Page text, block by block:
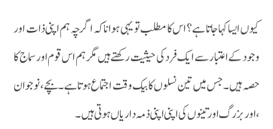
کیوں ایسا کہا جاتا ہے ؟ اس کا مطلب تو یہی ہوانا کہ اگر چہ ہم اپنی ذات اور
وجود کے اعتبار سے ایک فرد کی حیثیت رکھتے ہیں مگر ہم اس قوم اور سماج کا
حصہ ہیں ۔جس میں تین نسلوں کابیک وقت اجتماع ہوتا ہے ۔بچے ، نوجوان
، اور بزرگ اور تینوں کی اپنی اپنی ذمہ داریاں ہوتی ہیں۔